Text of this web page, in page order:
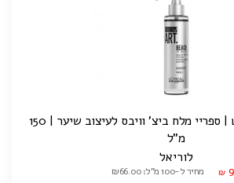
LOREAL טכני ארט | ספריי מלח ביצ' וויבס לעיצוב שיער | 150
מ"ל
לוריאל
₪ מחיר ל-100 מ"ל: ₪66.00